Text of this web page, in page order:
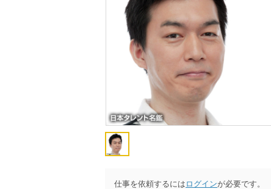
仕事を依頼するには ログインが必要です。